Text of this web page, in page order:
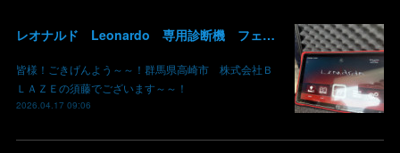
レオナルド Leonardo 専用診断機 フェラーリ ランボルギーニ マクラーレン ロールスロイス アストンマーチン ベントレー マセラッティ 関東 北関東 群馬 高崎
皆様！ごきげんよう～～！群馬県高崎市 株式会社Ｂ
ＬＡＺＥの須藤でございます～～！
2026.04.17 09:06